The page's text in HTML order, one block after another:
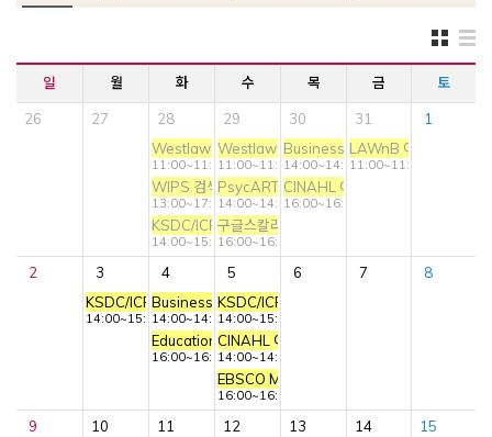
일 월 화 수 목 금 토
26 27
28
Westlaw: Caselaw research
11:00~11:40
WIPS 검색/분석 온라인 사용자교육
13:00~17:00
KSDC/ICPSR 이용교육
14:00~15:30
29
Westlaw: Statutory & Secondary
11:00~11:40
PsycARTICLES 이용교육
14:00~14:40
구글스칼라 활용교육
16:00~16:40
30
Business Source Ultimate
14:00~14:40
CINAHL 이용교육
16:00~16:40
31
LAWnB 이용 교육
11:00~11:40
1
2
3
KSDC/ICPSR 이용교육
14:00~15:30
4
Business Source Ultimate (BSU) 이용교육
14:00~14:40
Education Source 이용교육
16:00~16:40
5
KSDC/ICPSR 심화교육
14:00~15:30
CINAHL 이용교육
14:00~14:40
EBSCO Mobile 앱 활용교육
16:00~16:40
6 7 8
9 10
11
12
13
14 15